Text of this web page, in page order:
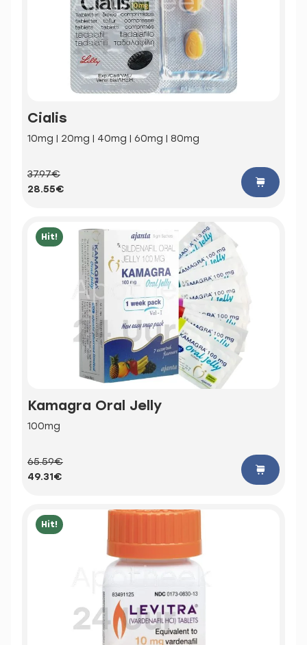
Cialis
10mg | 20mg | 40mg | 60mg | 80mg
37.97€
28.55€
Hit!
Kamagra Oral Jelly
100mg
65.59€
49.31€
Hit!